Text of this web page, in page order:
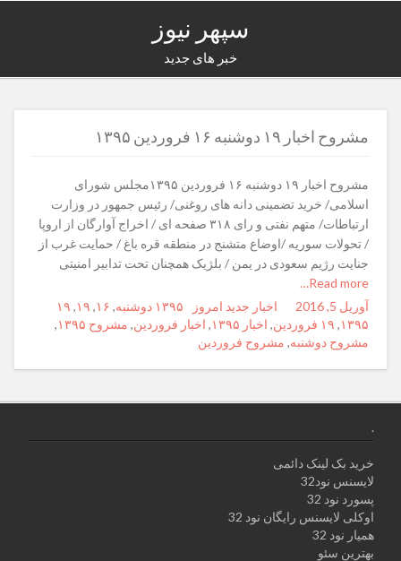
سپهر نیوز
خبر های جدید
مشروح اخبار ۱۹ دوشنبه ۱۶ فروردین ۱۳۹۵
مشروح اخبار ۱۹ دوشنبه ۱۶ فروردین ۱۳۹۵مجلس شورای
اسلامی/ خرید تضمینی دانه های روغنی/ رئیس جمهور در وزارت
ارتباطات/ متهم نفتی و رای ۳۱۸ صفحه ای / اخراج آوارگان از اروپا
/ تحولات سوریه /اوضاع متشنج در منطقه قره باغ / حمایت غرب از
جنایت رژیم سعودی در یمن / بلژیک همچنان تحت تدابیر امنیتی
Read more…
Posted
on
آوریل 5, 2016 Author
Categories
اخبار جدید امروز Tags
۱۳۹۵ دوشنبه , ۱۶, ۱۹, ۱۹
۱۳۹۵, ۱۹ فروردین , اخبار ۱۳۹۵ , اخبار فروردین, مشروح ۱۳۹۵
,
مشروح دوشنبه, مشروح فروردین
.
خرید بک لینک دائمی
لایسنس نود32
پسورد نود 32
اوکلی لایسنس رایگان نود 32
همیار نود 32
بهترین سئو